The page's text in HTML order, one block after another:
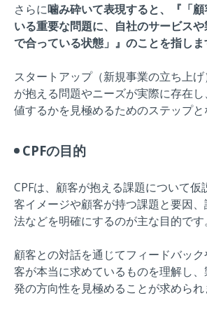
さらに噛み砕いて表現すると、『「
いる重要な問題に、自社のサービス
で合っている状態」』のことを指しま
スタートアップ（新規事業の立ち上
が抱える問題やニーズが実際に存在
値するかを見極めるためのステップと
CPFの目的
CPFは、顧客が抱える課題について仮
客イメージや顧客が持つ課題と要因
法などを明確にするのが主な目的です。
顧客との対話を通じてフィードバッ
客が本当に求めているものを理解し
発の方向性を見極めることが求められ